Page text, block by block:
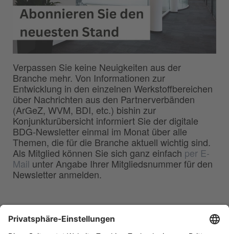
Verpassen Sie keine Neuigkeiten aus der
Branche mehr. Von Informationen zur
Entwicklung in den einzelnen Werkstoffbereichen
über Nachrichten aus den Partnerverbänden
(ArGeZ, WVM, BDI, etc.) bishin zur
Konjunkturübersicht informiert Sie der digitale
BDG-Newsletter einmal im Monat über alle
Themen, die für die Branche aktuell wichtig sind.
Als Mitglied können Sie sich ganz einfach per E-
Mail unter Angabe Ihrer Mitgliedsnummer für den
Newsletter anmelden.